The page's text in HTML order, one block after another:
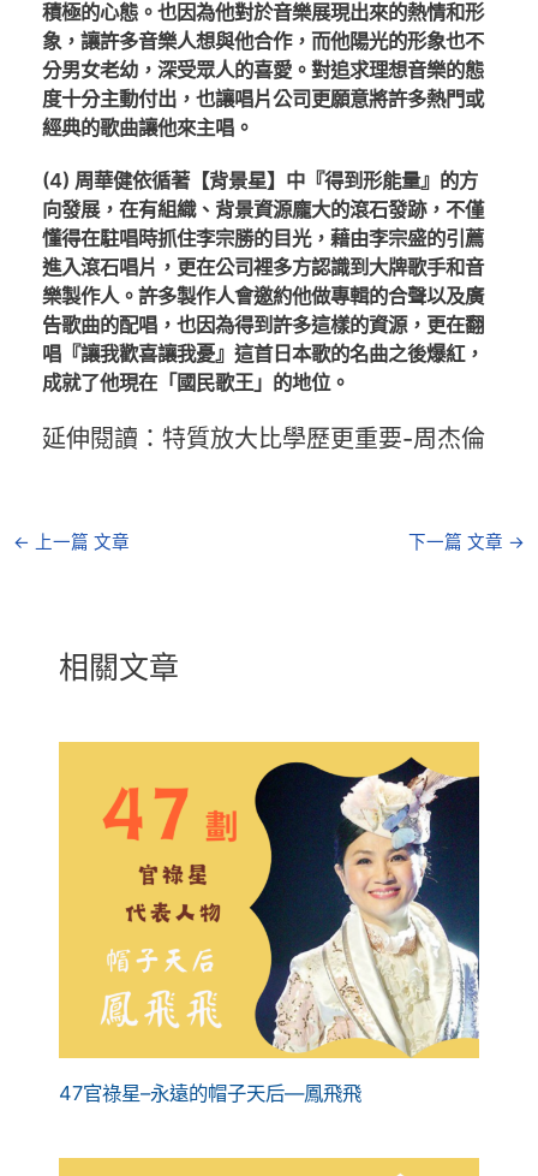
積極的心態。也因為他對於音樂展現出來的熱情和形
象，讓許多音樂人想與他合作，而他陽光的形象也不
分男女老幼，深受眾人的喜愛。對追求理想音樂的態
度十分主動付出，也讓唱片公司更願意將許多熱門或
經典的歌曲讓他來主唱。
(4) 周華健依循著【背景星】中『得到形能量』的方
向發展，在有組織、背景資源龐大的滾石發跡，不僅
懂得在駐唱時抓住李宗勝的目光，藉由李宗盛的引薦
進入滾石唱片，更在公司裡多方認識到大牌歌手和音
樂製作人。許多製作人會邀約他做專輯的合聲以及廣
告歌曲的配唱，也因為得到許多這樣的資源，更在翻
唱『讓我歡喜讓我憂』這首日本歌的名曲之後爆紅，
成就了他現在「國民歌王」的地位。
延伸閱讀：特質放大比學歷更重要-周杰倫
← 上一篇 文章 下一篇 文章 →
相關文章
47官祿星–永遠的帽子天后—鳳飛飛